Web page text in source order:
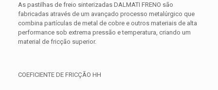
As pastilhas de freio sinterizadas DALMATI FRENO são
fabricadas através de um avançado processo metalúrgico que
combina partículas de metal de cobre e outros materiais de alta
performance sob extrema pressão e temperatura, criando um
material de fricção superior.
COEFICIENTE DE FRICÇÃO HH